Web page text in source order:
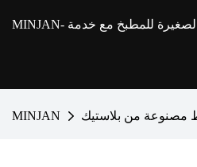
MINJAN
MINJAN